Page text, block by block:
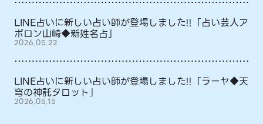
LINE占いに新しい占い師が登場しました!!「占い芸人ア
ポロン山崎◆新姓名占」
2026.05.22
LINE占いに新しい占い師が登場しました!!「ラーヤ◆天
穹の神託タロット」
2026.05.15